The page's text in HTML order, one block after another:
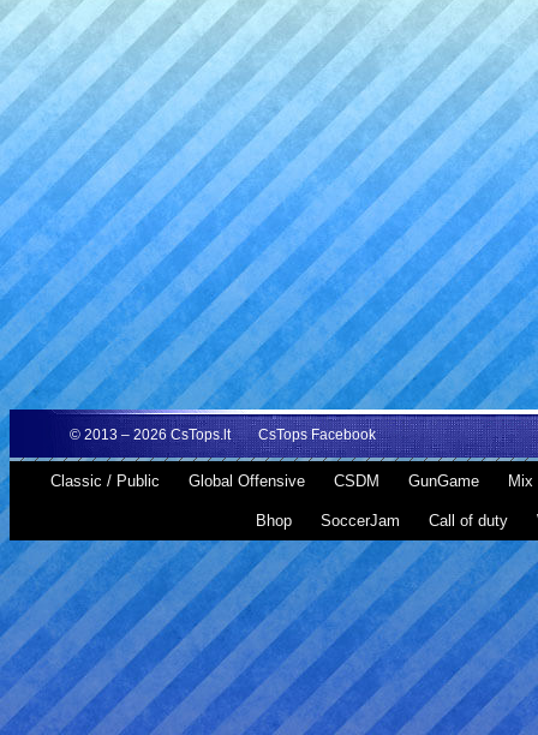
© 2013 – 2026 CsTops.lt CsTops Facebook
Classic / Public Global Offensive CSDM GunGame Mix
Bhop SoccerJam Call of duty